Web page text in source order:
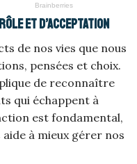
et d’acceptation
de nos vies que nous
pensées et choix.
de reconnaître
qui échappent à
est fondamental,
à mieux gérer nos